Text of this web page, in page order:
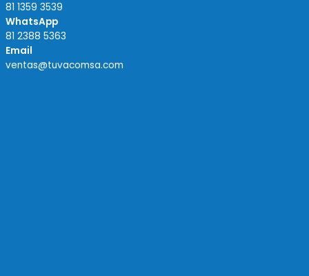
81 1359 3539
WhatsApp
81 2388 5363
Email
ventas@tuvacomsa.com